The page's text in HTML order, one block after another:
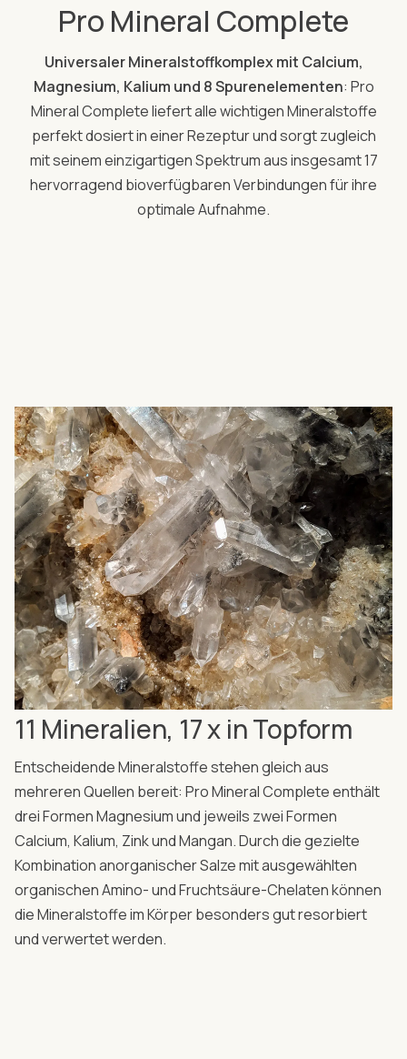
Pro Mineral Complete
Universaler Mineralstoffkomplex mit Calcium,
Magnesium, Kalium und 8 Spurenelementen: Pro
Mineral Complete liefert alle wichtigen Mineralstoffe
perfekt dosiert in einer Rezeptur und sorgt zugleich
mit seinem einzigartigen Spektrum aus insgesamt 17
hervorragend bioverfügbaren Verbindungen für ihre
optimale Aufnahme.
11 Mineralien, 17 x in Topform
Entscheidende Mineralstoffe stehen gleich aus
mehreren Quellen bereit: Pro Mineral Complete enthält
drei Formen Magnesium und jeweils zwei Formen
Calcium, Kalium, Zink und Mangan. Durch die gezielte
Kombination anorganischer Salze mit ausgewählten
organischen Amino- und Fruchtsäure-Chelaten können
die Mineralstoffe im Körper besonders gut resorbiert
und verwertet werden.